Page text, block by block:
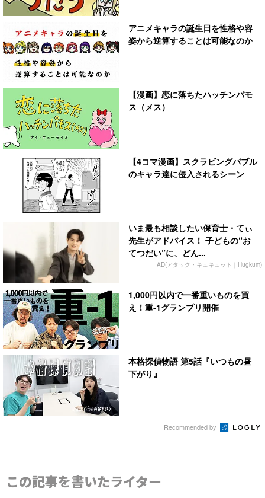
アニメキャラの誕生日を性格や容
姿から逆算することは可能なのか
【漫画】恋に落ちたハッチンパモ
ス（メス）
【4コマ漫画】スクラビングバブル
のキャラ達に侵入されるシーン
いま最も相談したい保育士・てぃ
先生がアドバイス！ 子どもの“お
てつだい”に、どん...
AD(アタック・キュキュット｜Hugkum)
1,000円以内で一番重いものを買
え！重-1グランプリ開催
本格探偵物語 第5話『いつもの昼
下がり』
Recommended by
この記事を書いたライター